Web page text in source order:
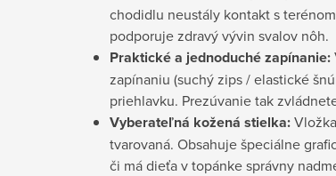
chodidlu neustály kontakt s
podporuje zdravý vývin svalov nôh.
Praktické a jednoduché zapínanie:
zapínaniu (suchý zips / elastické
priehlavku. Prezúvanie tak
Vyberateľná kožená stielka:
tvarovaná. Obsahuje špeciálne
či má dieťa v topánke správny